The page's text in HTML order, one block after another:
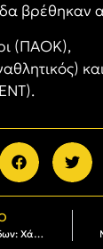
βρέθηκαν
(ΠΑΟΚ),
Μπάσκετ Κορασίδων: Χάλκινο μετάλλιο στο Final 4 ο ΑΡΗΣ